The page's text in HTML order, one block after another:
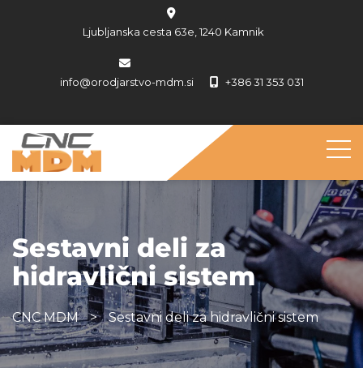
Ljubljanska cesta 63e, 1240 Kamnik
info@orodjarstvo-mdm.si +386 31 353 031
Sestavni deli za
hidravlični sistem
CNC MDM > Sestavni deli za hidravlični sistem